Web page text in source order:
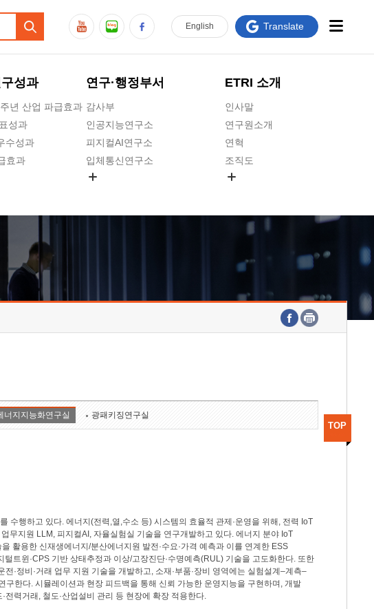
성과
년 산업 파급효과
성과
수성과
효과
연구·행정부서
감사부
인공지능연구소
피지컬AI연구소
입체통신연구소
호남권연구본부
기획본부
ETRI 소개
인사말
연구원소개
연혁
조직도
연구원 고객헌장
주요업무연락처
English Translate
너지지능화연구실 광패키징연구실
수행하고 있다. 에너지(전력,열,수소 등) 시스템의 효율적 관제·운영을 위해, 전력 IoT
무지원 LLM, 피지컬AI, 자율실험실 기술을 연구개발하고 있다. 에너지 분야 IoT
활용한 신재생에너지/분산에너지원 발전·수요·가격 예측과 이를 연계한 ESS
트윈·CPS 기반 상태추정과 이상/고장진단·수명예측(RUL) 기술을 고도화한다. 또한
·정비·거래 업무 지원 기술을 개발하고, 소재·부품·장비 영역에는 실험설계–계측–
한다. 시뮬레이션과 현장 피드백을 통해 신뢰 가능한 운영지능을 구현하며, 개발
전력거래, 철도·산업설비 관리 등 현장에 확장 적용한다.
TOP